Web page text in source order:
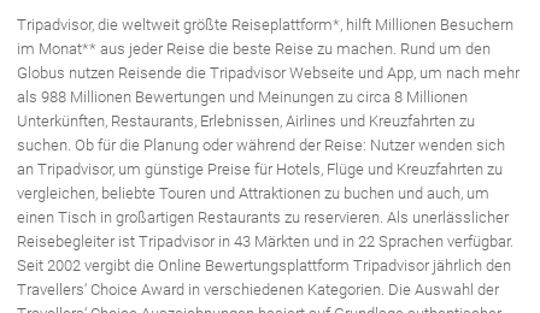
Tripadvisor, die weltweit größte Reiseplattform*, hilft Millionen Besuchern
im Monat** aus jeder Reise die beste Reise zu machen. Rund um den
Globus nutzen Reisende die Tripadvisor Webseite und App, um nach mehr
als 988 Millionen Bewertungen und Meinungen zu circa 8 Millionen
Unterkünften, Restaurants, Erlebnissen, Airlines und Kreuzfahrten zu
suchen. Ob für die Planung oder während der Reise: Nutzer wenden sich
an Tripadvisor, um günstige Preise für Hotels, Flüge und Kreuzfahrten zu
vergleichen, beliebte Touren und Attraktionen zu buchen und auch, um
einen Tisch in großartigen Restaurants zu reservieren. Als unerlässlicher
Reisebegleiter ist Tripadvisor in 43 Märkten und in 22 Sprachen verfügbar.
Seit 2002 vergibt die Online Bewertungsplattform Tripadvisor jährlich den
Travellers‘ Choice Award in verschiedenen Kategorien. Die Auswahl der